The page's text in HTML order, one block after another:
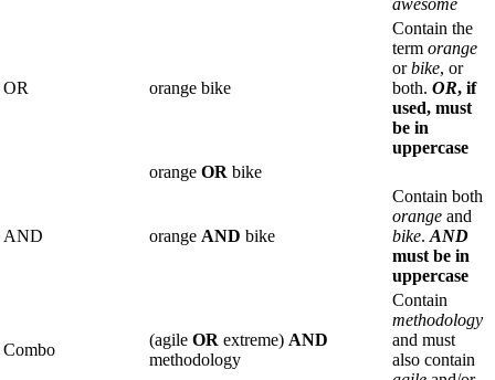
awesome
OR orange bike
Contain the
term orange
orbike, or
both. OR, if
used, must
be in
uppercase
orange OR bike
AND orange AND bike
Contain both
orange and
bike. AND
must be in
uppercase
Combo
(agile OR extreme) AND
methodology
Contain
methodology
and must
also contain